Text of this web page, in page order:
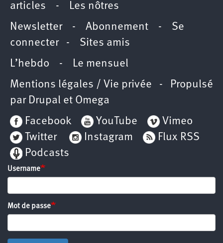
articles - Les nôtres
Newsletter- Abonnement - Se
connecter- Sites amis
L’hebdo - Le mensuel
Mentions légales / Vie privée - Propulsé
par Drupal et Omega
Facebook
YouTube
Vimeo
Twitter
Instagram
Flux RSS
Podcasts
Username
Mot de passe